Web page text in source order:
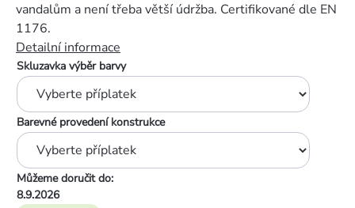
5
hvězdiček.
Skluzavka výběr barvy
Barevné provedení konstrukce
Můžeme doručit do:
8.9.2026
vandalům a není třeba větší údržba. Certifikované dle EN
1176.
Detailní informace